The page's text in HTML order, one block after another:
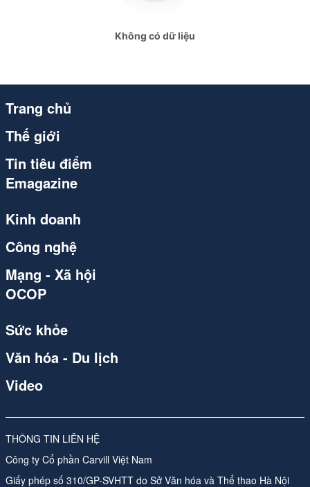
congthuong.vn
congthuong.vn
congthuong.vn
congthuong.vn
congthuong.vn
Spider
congthuong.vn
Spider
Spider
Spider
Không có dữ liệu
THÔNG TIN LIÊN HỆ
Công ty Cổ phần Carvill Việt Nam
Giấy phép số 310/GP-SVHTT do Sở Văn hóa và Thể thao Hà Nội
Trang chủ
Thế giới
Tin tiêu điểm
Emagazine
Kinh doanh
Công nghệ
Mạng - Xã hội
OCOP
Sức khỏe
Văn hóa - Du lịch
Video